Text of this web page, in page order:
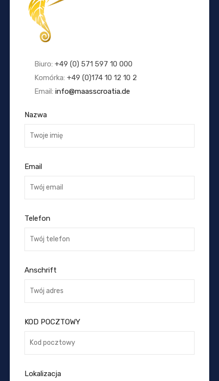
Biuro: +49 (0) 571 597 10 000
Komórka: +49 (0)174 10 12 10 2
Email: info@maasscroatia.de
Nazwa
Email
Telefon
Anschrift
KOD POCZTOWY
Lokalizacja